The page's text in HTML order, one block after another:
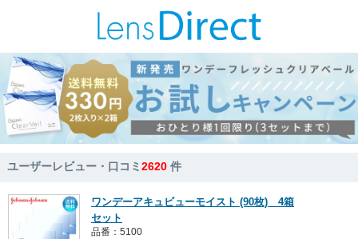
ユーザーレビュー・口コミ2620 件
ワンデーアキュビューモイスト (90枚) 4箱
セット
品番：5100